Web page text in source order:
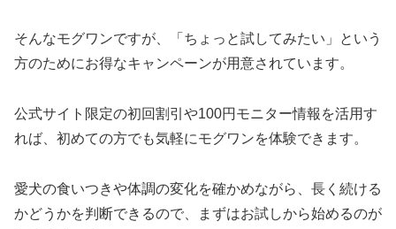
そんなモグワンですが、「ちょっと試してみたい」という
方のためにお得なキャンペーンが用意されています。
公式サイト限定の初回割引や100円モニター情報を活用す
れば、初めての方でも気軽にモグワンを体験できます。
愛犬の食いつきや体調の変化を確かめながら、長く続ける
かどうかを判断できるので、まずはお試しから始めるのが